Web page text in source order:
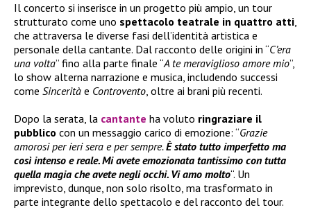
Il concerto si inserisce in un progetto più ampio, un tour
strutturato come uno spettacolo teatrale in quattro atti,
che attraversa le diverse fasi dell’identità artistica e
personale della cantante. Dal racconto delle origini in “C’era
una volta” fino alla parte finale “A te meraviglioso amore mio”,
lo show alterna narrazione e musica, includendo successi
come Sincerità e Controvento, oltre ai brani più recenti.
Dopo la serata, la cantante ha voluto ringraziare il
pubblico con un messaggio carico di emozione: “Grazie
amorosi per ieri sera e per sempre.È stato tutto imperfetto ma
così intenso e reale. Mi avete emozionata tantissimo con tutta
quella magia che avete negli occhi. Vi amo molto“. Un
imprevisto, dunque, non solo risolto, ma trasformato in
parte integrante dello spettacolo e del racconto del tour.